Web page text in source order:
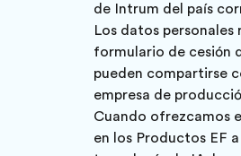
de Intrum del país
Los datos personales
formulario de cesión
pueden compartirse
empresa de
Cuando ofrezcamos
en los Productos EF